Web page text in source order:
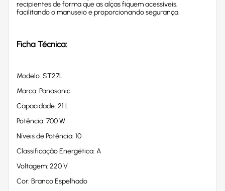
recipientes de forma que as alças fiquem acessíveis,
facilitando o manuseio e proporcionando segurança.
Ficha Técnica:
Modelo: ST27L
Marca: Panasonic
Capacidade: 21 L
Potência: 700 W
Níveis de Potência: 10
Classificação Energética: A
Voltagem: 220 V
Cor: Branco Espelhado